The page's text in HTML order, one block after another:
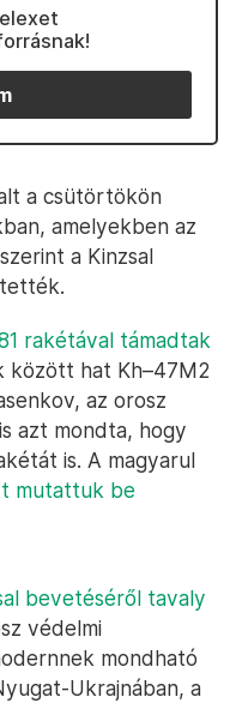
a csütörtökön
amelyekben az
a Kinzsal
rakétával támadtak
között hat Kh–47M2
az orosz
azt mondta, hogy
is. A magyarul
mutattuk be
bevetéséről tavaly
védelmi
mondható
Ukrajnában, a